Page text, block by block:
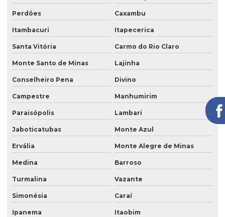
Perdões Caxambu
Itambacuri Itapecerica
Santa Vitória Carmo do Rio Claro
Monte Santo de Minas Lajinha
Conselheiro Pena Divino
Campestre Manhumirim
Paraisópolis Lambari
Jaboticatubas Monte Azul
Ervália Monte Alegre de Minas
Medina Barroso
Turmalina Vazante
Simonésia Caraí
Ipanema Itaobim